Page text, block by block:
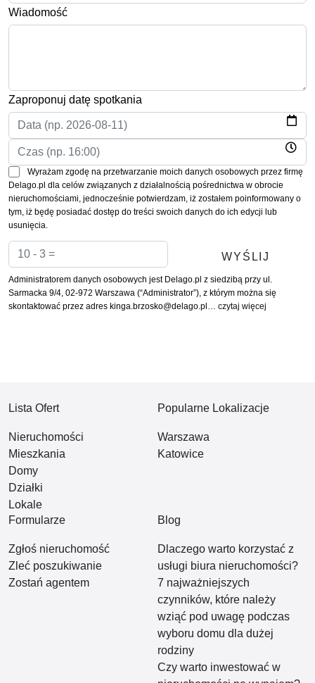
Wiadomość
Zaproponuj datę spotkania
Wyrażam zgodę na przetwarzanie moich danych osobowych przez firmę
Delago.pl dla celów związanych z działalnością pośrednictwa w obrocie
nieruchomościami, jednocześnie potwierdzam, iż zostałem poinformowany o
tym, iż będę posiadać dostęp do treści swoich danych do ich edycji lub
usunięcia.
Administratorem danych osobowych jest Delago.pl z siedzibą przy ul.
Sarmacka 9/4, 02-972 Warszawa (“Administrator”), z którym można się
skontaktować przez adres kinga.brzosko@delago.pl… czytaj więcej
Lista Ofert
Nieruchomości
Mieszkania
Domy
Działki
Lokale
Popularne Lokalizacje
Warszawa
Katowice
Formularze
Zgłoś nieruchomość
Zleć poszukiwanie
Zostań agentem
Blog
Dlaczego warto korzystać z
usługi biura nieruchomości?
7 najważniejszych
czynników, które należy
wziąć pod uwagę podczas
wyboru domu dla dużej
rodziny
Czy warto inwestować w